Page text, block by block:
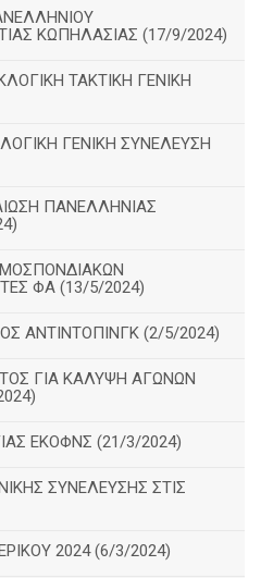
ΚΩΠΗΛΑΣΙΑΣ (17/9/2024)
ΤΑΚΤΙΚΗ ΓΕΝΙΚΗ
ΓΕΝΙΚΗ ΣΥΝΕΛΕΥΣΗ
ΠΑΝΕΛΛΗΝΙΑΣ
ΦΑ (13/5/2024)
ΑΝΤΙΝΤΟΠΙΝΓΚ (2/5/2024)
ΓΙΑ ΚΑΛΥΨΗ ΑΓΩΝΩΝ
ΕΚΟΦΝΣ (21/3/2024)
ΣΥΝΕΛΕΥΣΗΣ ΣΤΙΣ
2024 (6/3/2024)